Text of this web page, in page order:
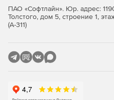
ПАО «Софтлайн». Юр. адрес:
Толстого, дом 5, строение 1,
(А-311)